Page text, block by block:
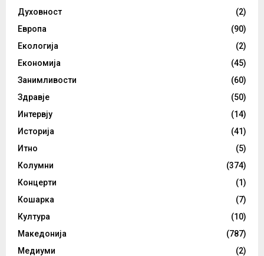
Духовност
(2)
Европа
(90)
Екологија
(2)
Економија
(45)
Занимливости
(60)
Здравје
(50)
Интервју
(14)
Историја
(41)
Итно
(5)
Колумни
(374)
Концерти
(1)
Кошарка
(7)
Култура
(10)
Македонија
(787)
Медиуми
(2)